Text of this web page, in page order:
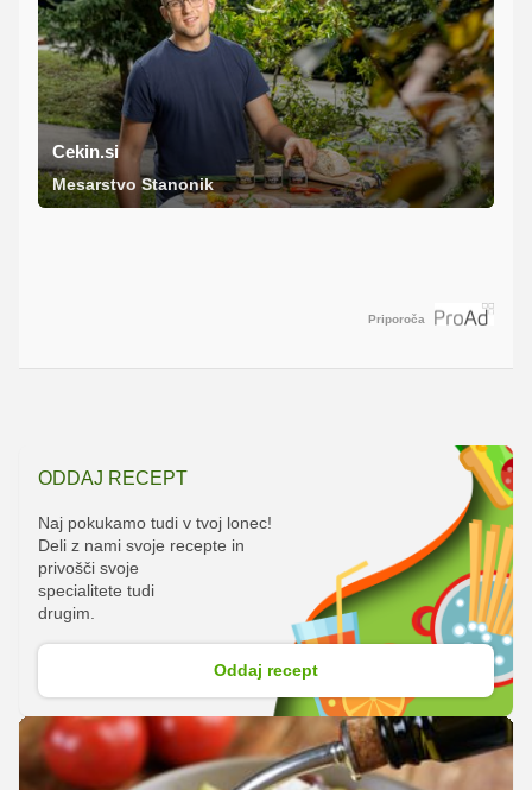
Cekin.si
Mesarstvo Stanonik
Priporoča
ODDAJ RECEPT
Naj pokukamo tudi v tvoj lonec!
Deli z nami svoje recepte in
privošči svoje
specialitete tudi
drugim.
Oddaj recept